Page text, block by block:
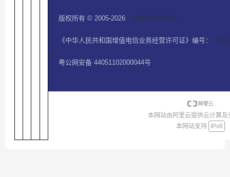
版权所有 © 2005-2026 中国轮胎商务网
《中华人民共和国增值电信业务经营许可证》编号： 粤
粤公网安备 44051102000044号
本网站由阿里云提供云计算及
本网站支持 IPv6